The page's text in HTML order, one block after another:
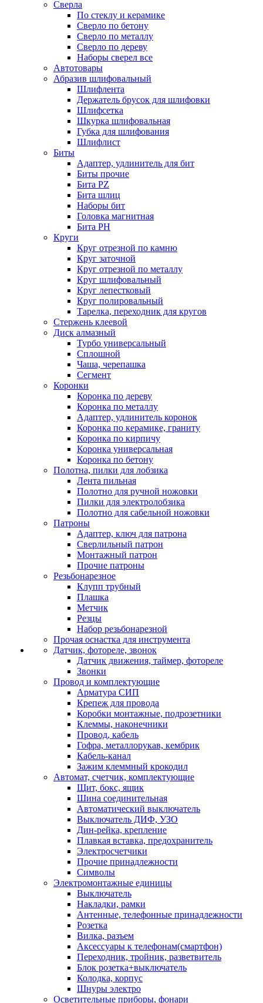
Сверла
По стеклу и керамике
Сверло по бетону
Сверло по металлу
Сверло по дереву
Наборы сверел все
Автотовары
Абразив шлифовальный
Шлифлента
Держатель брусок для шлифовки
Шлифсетка
Шкурка шлифовальная
Губка для шлифования
Шлифлист
Биты
Адаптер, удлинитель для бит
Биты прочие
Бита PZ
Бита шлиц
Наборы бит
Головка магнитная
Бита PH
Круги
Круг отрезной по камню
Круг заточной
Круг отрезной по металлу
Круг шлифовальный
Круг лепестковый
Круг полировальный
Тарелка, переходник для кругов
Стержень клеевой
Диск алмазный
Турбо универсальный
Сплошной
Чаша, черепашка
Сегмент
Коронки
Коронка по дереву
Коронка по металлу
Адаптер, удлинитель коронок
Коронка по керамике, граниту
Коронка по кирпичу
Коронка универсальная
Коронка по бетону
Полотна, пилки для лобзика
Лента пильная
Полотно для ручной ножовки
Пилки для электролобзика
Полотно для сабельной ножовки
Патроны
Адаптер, ключ для патрона
Сверлильный патрон
Монтажный патрон
Прочие патроны
Резьбонарезное
Клупп трубный
Плашка
Метчик
Резцы
Набор резьбонарезной
Прочая оснастка для инструмента
Датчик, фотореле, звонок
Датчик движения, таймер, фотореле
Звонки
Провод и комплектующие
Арматура СИП
Крепеж для провода
Коробки монтажные, подрозетники
Клеммы, наконечники
Провод, кабель
Гофра, металлорукав, кембрик
Кабель-канал
Зажим клеммный крокодил
Автомат, счетчик, комплектующие
Щит, бокс, ящик
Шина соединительная
Автоматический выключатель
Выключатель ДИФ, УЗО
Дин-рейка, крепление
Плавкая вставка, предохранитель
Электросчетчики
Прочие принадлежности
Символы
Электромонтажные единицы
Выключатель
Накладки, рамки
Антенные, телефонные принадлежности
Розетка
Вилка, разъем
Аксессуары к телефонам(смартфон)
Переходник, тройник, разветвитель
Блок розетка+выключатель
Колодка, корпус
Шнуры электро
Осветительные приборы, фонари